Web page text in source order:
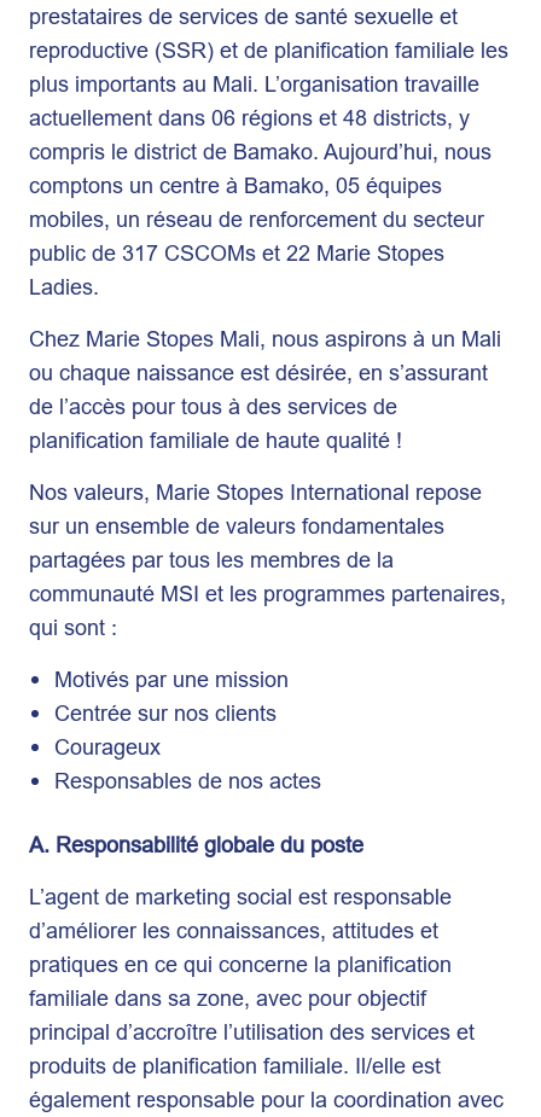
prestataires de services de santé sexuelle et
reproductive (SSR) et de planification familiale les
plus importants au Mali. L’organisation travaille
actuellement dans 06 régions et 48 districts, y
compris le district de Bamako. Aujourd’hui, nous
comptons un centre à Bamako, 05 équipes
mobiles, un réseau de renforcement du secteur
public de 317 CSCOMs et 22 Marie Stopes
Ladies.
Chez Marie Stopes Mali, nous aspirons à un Mali
ou chaque naissance est désirée, en s’assurant
de l’accès pour tous à des services de
planification familiale de haute qualité !
Nos valeurs, Marie Stopes International repose
sur un ensemble de valeurs fondamentales
partagées par tous les membres de la
communauté MSI et les programmes partenaires,
qui sont :
Motivés par une mission
Centrée sur nos clients
Courageux
Responsables de nos actes
A. Responsabilité globale du poste
L’agent de marketing social est responsable
d’améliorer les connaissances, attitudes et
pratiques en ce qui concerne la planification
familiale dans sa zone, avec pour objectif
principal d’accroître l’utilisation des services et
produits de planification familiale. Il/elle est
également responsable pour la coordination avec